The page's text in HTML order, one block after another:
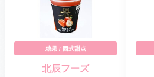
糖果 / 西式甜点
北辰フーズ